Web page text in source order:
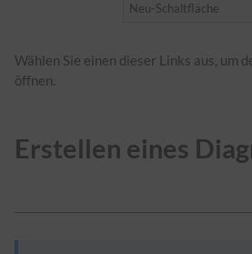
Neu-Schaltfläche
Wählen Sie einen dieser Links aus, um
öffnen.
Erstellen eines